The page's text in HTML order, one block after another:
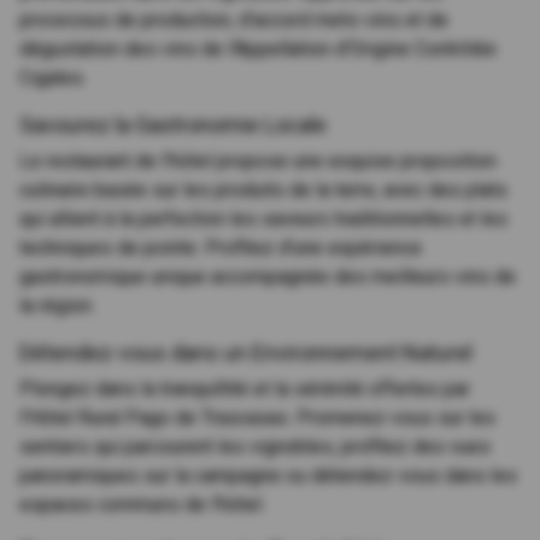
processus de production, d'accord mets-vins et de
dégustation des vins de l'Appellation d'Origine Contrôlée
Cigales.
Savourez la Gastronomie Locale
Le restaurant de l'hôtel propose une exquise proposition
culinaire basée sur les produits de la terre, avec des plats
qui allient à la perfection les saveurs traditionnelles et les
techniques de pointe. Profitez d'une expérience
gastronomique unique accompagnée des meilleurs vins de
la région.
Détendez-vous dans un Environnement Naturel
Plongez dans la tranquillité et la sérénité offertes par
l'Hôtel Rural Pago de Trascasas. Promenez-vous sur les
sentiers qui parcourent les vignobles, profitez des vues
panoramiques sur la campagne ou détendez-vous dans les
espaces communs de l'hôtel.